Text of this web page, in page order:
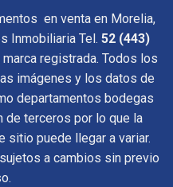
en venta en Morelia,
Inmobiliaria Tel. 52 (443)
registrada. Todos los
imágenes y los datos de
departamentos bodegas
de terceros por lo que la
sitio puede llegar a variar.
a cambios sin previo